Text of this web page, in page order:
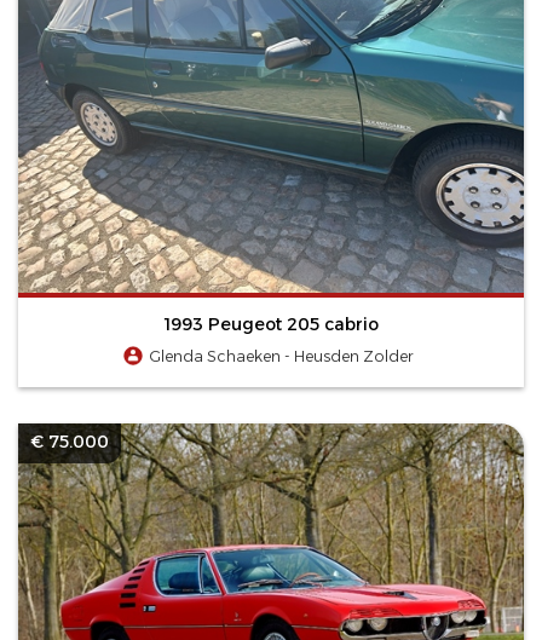
1993 Peugeot 205 cabrio
Glenda Schaeken - Heusden Zolder
€ 75.000